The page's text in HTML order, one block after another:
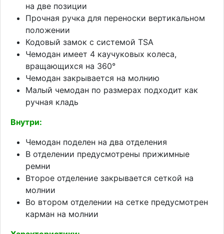
на две позиции
Прочная ручка для переноски вертикальном
положении
Кодовый замок с системой TSA
Чемодан имеет 4 каучуковых колеса,
вращающихся на 360°
Чемодан закрывается на молнию
Малый чемодан по размерах подходит как
ручная кладь
Внутри:
Чемодан поделен на два отделения
В отделении предусмотрены прижимные
ремни
Второе отделение закрывается сеткой на
молнии
Во втором отделении на сетке предусмотрен
карман на молнии